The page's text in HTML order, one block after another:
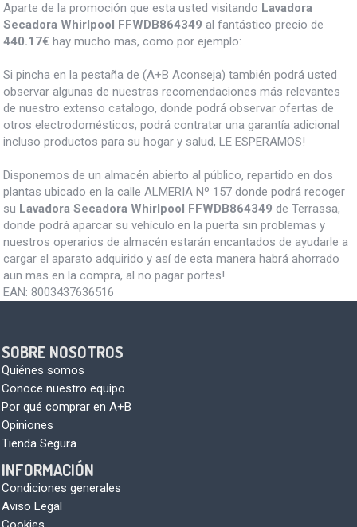
Aparte de la promoción que esta usted visitando Lavadora
Secadora Whirlpool FFWDB864349 al fantástico precio de
440.17€ hay mucho mas, como por ejemplo:
Si pincha en la pestaña de (A+B Aconseja) también podrá usted
observar algunas de nuestras recomendaciones más relevantes
de nuestro extenso catalogo, donde podrá observar ofertas de
otros electrodomésticos, podrá contratar una garantía adicional
incluso productos para su hogar y salud, LE ESPERAMOS!
Disponemos de un almacén abierto al público, repartido en dos
plantas ubicado en la calle ALMERIA Nº 157 donde podrá recoger
su Lavadora Secadora Whirlpool FFWDB864349 de Terrassa,
donde podrá aparcar su vehículo en la puerta sin problemas y
nuestros operarios de almacén estarán encantados de ayudarle a
cargar el aparato adquirido y así de esta manera habrá ahorrado
aun mas en la compra, al no pagar portes!
EAN: 8003437636516
SOBRE NOSOTROS
Quiénes somos
Conoce nuestro equipo
Por qué comprar en A+B
Opiniones
Tienda Segura
INFORMACIÓN
Condiciones generales
Aviso Legal